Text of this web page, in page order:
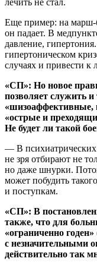
Еще пример: на марш-
он падает. В
давление,
гипертоническом
случаях и привести к
«СП»: Но новое
позволяет служить и
«шизоаффективные,
«острые и
Не будет ли такой
— В психиатрических
не зря отбирают не
но даже шнурки.
может побудить
и поступкам.
«СП»: В
также, что для
«ограниченно
с незначительными
действительно так